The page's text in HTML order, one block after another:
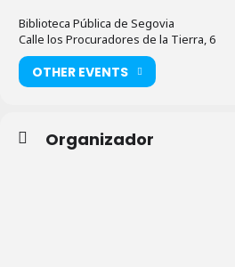
Biblioteca Pública de Segovia
Calle los Procuradores de la Tierra, 6
OTHER EVENTS
Organizador